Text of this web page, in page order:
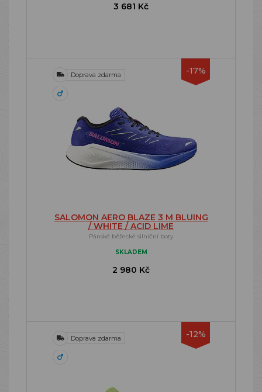
3 681 Kč
-17%
Doprava zdarma
SALOMON AERO BLAZE 3 M BLUING
/ WHITE / ACID LIME
Pánské běžecké silniční boty
SKLADEM
2 980 Kč
-12%
Doprava zdarma